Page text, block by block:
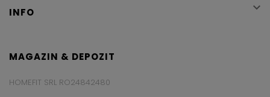
INFO 
MAGAZIN & DEPOZIT
HOMEFIT SRL RO24842480